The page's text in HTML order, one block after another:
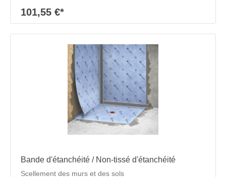
101,55 €*
Bande d'étanchéité / Non-tissé d'étanchéité
Scellement des murs et des sols